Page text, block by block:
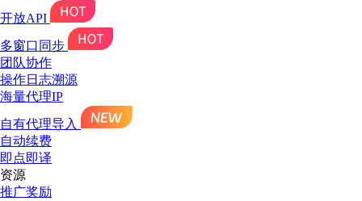
开放API
多窗口同步
团队协作
操作日志溯源
海量代理IP
自有代理导入
自动续费
即点即译
资源
推广奖励